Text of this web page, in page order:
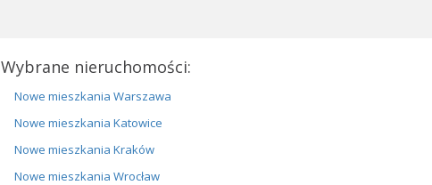
Wybrane nieruchomości:
Nowe mieszkania Warszawa
Nowe mieszkania Katowice
Nowe mieszkania Kraków
Nowe mieszkania Wrocław